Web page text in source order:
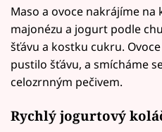
Maso a ovoce nakrájíme na
majonézu a jogurt podle
šťávu a kostku cukru.
pustilo šťávu, a smícháme
celozrnným pečivem.
Rychlý jogurtový